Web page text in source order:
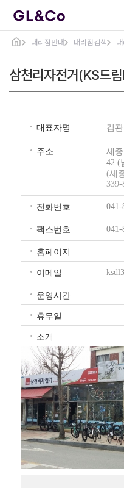
대리점안내 대리점검색
삼천리자전거(KS드
대표자명 김
주소
세
42 (
(세
339-
전화번호 041-
팩스번호 041-
홈페이지
이메일
운영시간
휴무일
소개